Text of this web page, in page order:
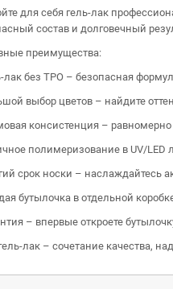
для себя гель-лак
состав и долговечный
преимущества:
лак без TPO – безопасная
выбор цветов – найдите
консистенция – равномерно
полимеризование в UV/
срок носки – наслаждайтесь
бутылочка в отдельной
– впервые откроете
лак – сочетание качества,